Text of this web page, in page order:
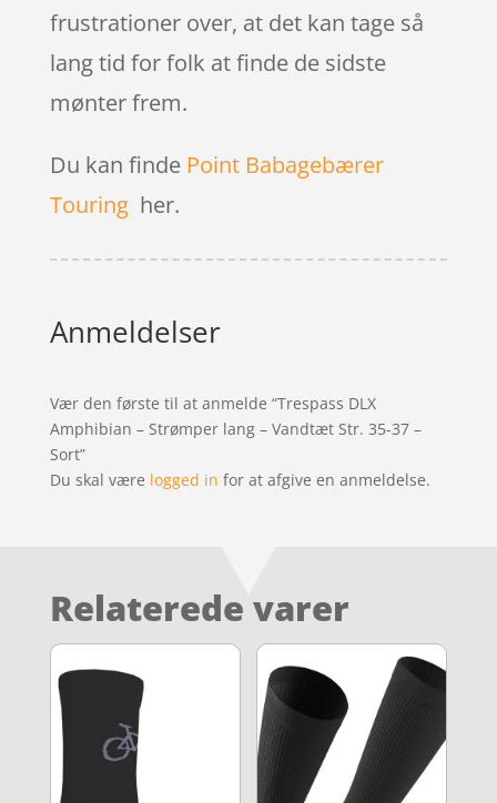
frustrationer over, at det kan tage så
lang tid for folk at finde de sidste
mønter frem.
Du kan finde Point Babagebærer
Touringher.
Anmeldelser
Vær den første til at anmelde “Trespass DLX
Amphibian – Strømper lang – Vandtæt Str. 35-37 –
Sort”
Du skal være logged in for at afgive en anmeldelse.
Relaterede varer